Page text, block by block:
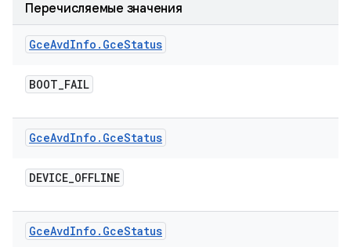
Перечисляемые значения
GceAvdInfo . GceStatus
BOOT_FAIL
GceAvdInfo . GceStatus
DEVICE_OFFLINE
GceAvdInfo . GceStatus